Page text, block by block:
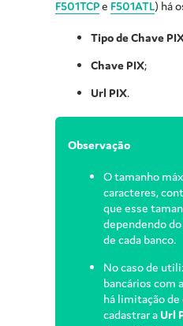
F501TCPe F501ATL) há
Tipo de Chave
Chave PIX;
Url PIX.
Observação
O tamanho
caracteres,
que esse
dependendo
de cada banco.
No caso de
bancários com
há limitação
cadastrar a Url